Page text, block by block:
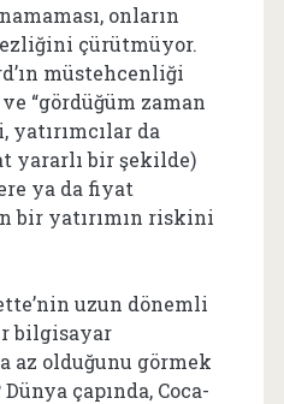
onların
çürütmüyor.
müstehcenliği
“gördüğüm zaman
yatırımcılar da
yararlı bir şekilde)
ya da fiyat
bir yatırımın riskini
uzun dönemli
bilgisayar
az olduğunu görmek
çapında, Coca-